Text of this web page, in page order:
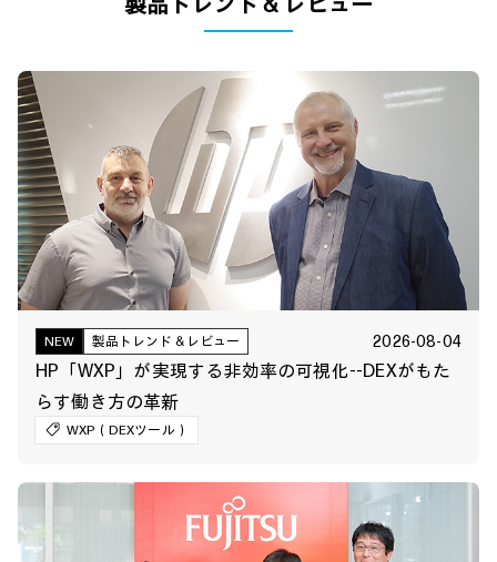
製品トレンド & レビュー
NEW 製品トレンド＆レビュー 2026-08-04
HP「WXP」が実現する非効率の可視化--DEXがもた
らす働き方の革新
WXP（DEXツール）